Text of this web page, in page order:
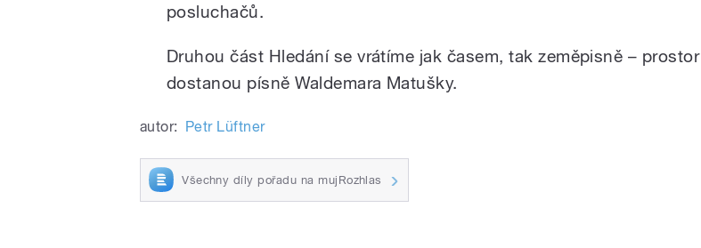
posluchačů.
Druhou část Hledání se vrátíme jak časem, tak zeměpisně – prostor
dostanou písně Waldemara Matušky.
autor: Petr Lüftner
Všechny díly pořadu na mujRozhlas